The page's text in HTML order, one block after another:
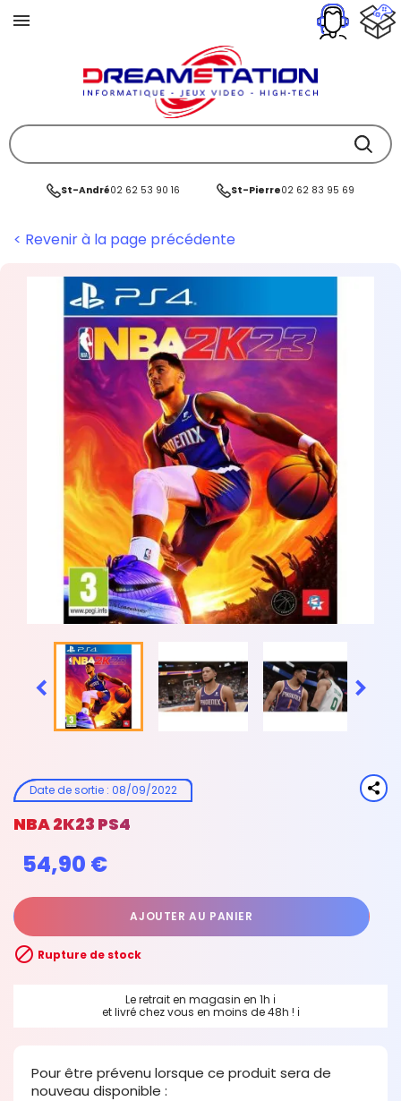
St-André02 62 53 90 16 St-Pierre02 62 83 95 69
< Revenir à la page précédente
 
Date de sortie: 08/09/2022
NBA 2K23 PS4
54,90 €
AJOUTER AU PANIER
 Rupture de stock
Le retrait en magasin en 1h ℹ
et livré chez vous en moins de 48h ! ℹ
Pour être prévenu lorsque ce produit sera de
nouveau disponible :